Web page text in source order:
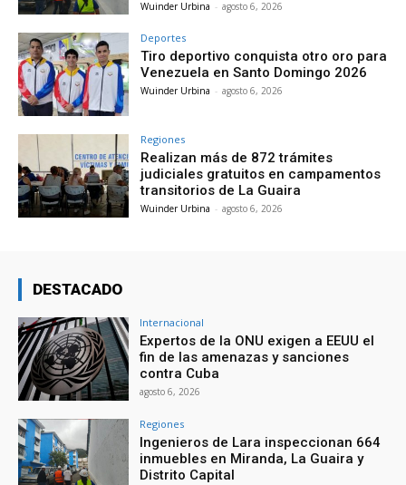
Wuinder Urbina - agosto 6, 2026
Deportes
Tiro deportivo conquista otro oro para
Venezuela en Santo Domingo 2026
Wuinder Urbina - agosto 6, 2026
Regiones
Realizan más de 872 trámites
judiciales gratuitos en campamentos
transitorios de La Guaira
Wuinder Urbina - agosto 6, 2026
DESTACADO
Internacional
Expertos de la ONU exigen a EEUU el
fin de las amenazas y sanciones
contra Cuba
agosto 6, 2026
Regiones
Ingenieros de Lara inspeccionan 664
inmuebles en Miranda, La Guaira y
Distrito Capital